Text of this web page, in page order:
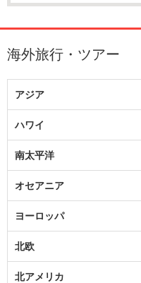
海外旅行・ツアー
アジア
ハワイ
南太平洋
オセアニア
ヨーロッパ
北欧
北アメリカ